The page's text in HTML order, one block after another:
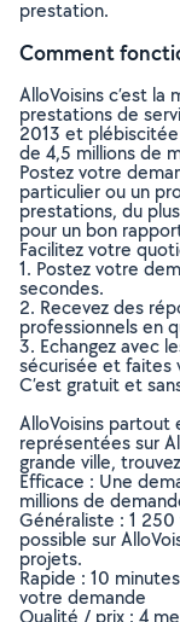
prestation.
Comment
AlloVoisins c’est
prestations de
2013 et
de 4,5 millions de
Postez votre
particulier ou un
prestations, du
pour un bon
Facilitez votre
1. Postez votre
secondes.
2. Recevez des
professionnels en
3. Echangez avec
sécurisée et faites
C’est gratuit et
AlloVoisins
représentées sur
grande ville,
Efficace : Une
millions de
Généraliste : 1
possible sur
projets.
Rapide : 10
votre demande
Qualité / prix : 4